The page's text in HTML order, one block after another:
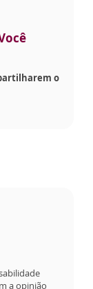
o
a opinião